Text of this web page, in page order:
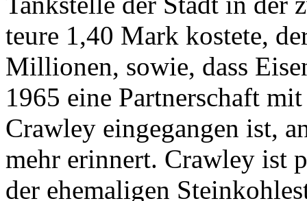
teure 1,40 Mark kostete,
Millionen, sowie, dass
1965 eine Partnerschaft
Crawley eingegangen ist,
mehr erinnert. Crawley ist
der ehemaligen